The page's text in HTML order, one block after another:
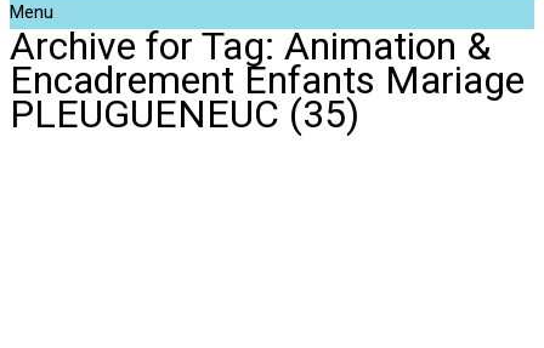
Menu
Archive for Tag: Animation &
Encadrement Enfants Mariage
PLEUGUENEUC (35)